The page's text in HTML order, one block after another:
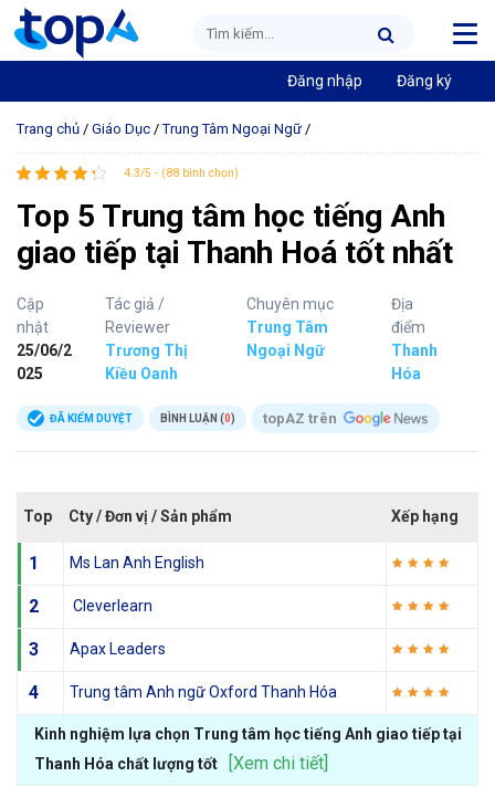
Đăng nhập Đăng ký
Trang chủ / Giáo Dục /Trung Tâm Ngoại Ngữ /
4.3/5 - (88 bình chọn)
Top 5 Trung tâm học tiếng Anh
giao tiếp tại Thanh Hoá tốt nhất
Cập
nhật
25/06/2
025
Tác giả /
Reviewer
Trương Thị
Kiều Oanh
Chuyên mục
Trung Tâm
Ngoại Ngữ
Địa
điểm
Thanh
Hóa
ĐÃ KIỂM DUYỆT BÌNH LUẬN (0) topAZ trên
Top Cty / Đơn vị / Sản phẩm Xếp hạng
1 Ms Lan Anh English
2 Cleverlearn
3 Apax Leaders
4 Trung tâm Anh ngữ Oxford Thanh Hóa
Kinh nghiệm lựa chọn Trung tâm học tiếng Anh giao tiếp tại
Thanh Hóa chất lượng tốt
[Xem chi tiết]